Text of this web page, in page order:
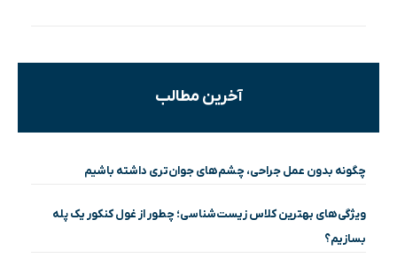
آخرین مطالب
چگونه بدون عمل جراحی، چشم‌های جوان‌تری داشته باشیم
ویژگی‌های بهترین کلاس زیست‌شناسی؛ چطور از غول کنکور یک پله
بسازیم؟